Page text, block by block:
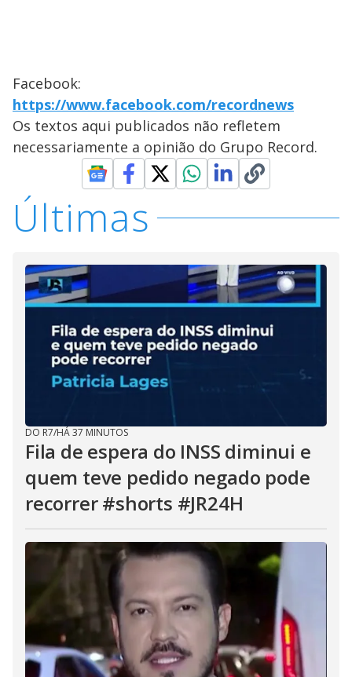
Facebook:
https://www.facebook.com/recordnews
Os textos aqui publicados não refletem
necessariamente a opinião do Grupo Record.
Últimas
DO R7/HÁ 37 MINUTOS
Fila de espera do INSS diminui e
quem teve pedido negado pode
recorrer #shorts #JR24H